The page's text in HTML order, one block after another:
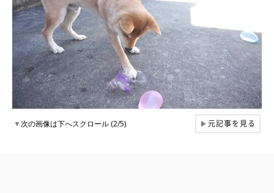
▼次の画像は下へスクロール (2/5) ▶元記事を見る